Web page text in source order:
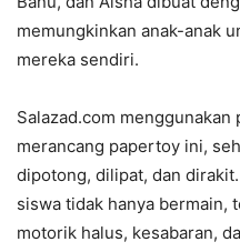
memungkinkan anak-anak
mereka sendiri.
Salazad.com
merancang papertoy ini,
dipotong, dilipat, dan
siswa tidak hanya bermain,
motorik halus, kesabaran,